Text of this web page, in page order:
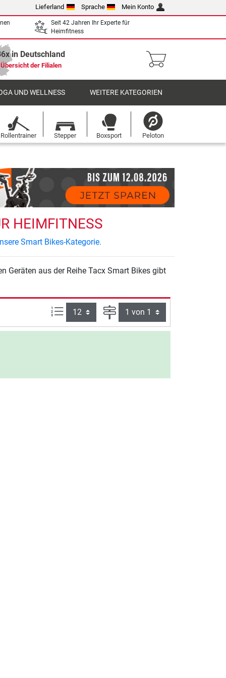
Lieferland Sprache Mein Konto
Seit 42 Jahren Ihr Experte für
Heimfitness
in Deutschland
Übersicht der Filialen
UND WELLNESS WEITERE KATEGORIEN
Rollentrainer Stepper Boxsport Peloton
HEIMFITNESS
Smart Bikes-Kategorie.
Geräten aus der Reihe Tacx Smart Bikes gibt
Artikel pro Seite: Seite